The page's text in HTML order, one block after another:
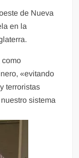
de Nueva
en la
como
«evitando
terroristas
sistema